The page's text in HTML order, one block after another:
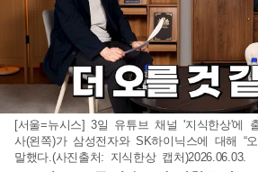
[서울=뉴시스] 3일 유튜브 채널 '지식한상'에
사(왼쪽)가 삼성전자와 SK하이닉스에 대해 “
말했다.(사진출처: 지식한상 캡처)2026.06.03.